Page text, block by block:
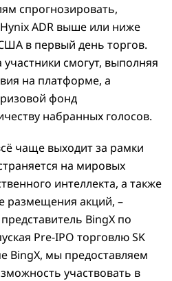
спрогнозировать,
ADR выше или ниже
в первый день торгов.
смогут, выполняя
на платформе, а
фонд
набранных голосов.
чаще выходит за рамки
на мировых
интеллекта, а также
размещения акций, –
BingX по
Pre-IPO торговлю SK
BingX, мы предоставляем
участвовать в